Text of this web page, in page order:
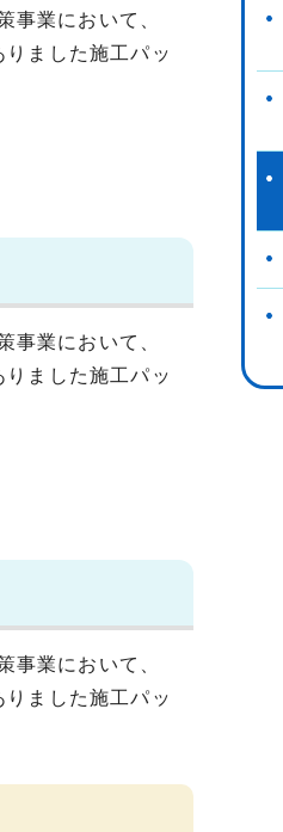
事業において、
ました施工パッ
事業において、
ました施工パッ
事業において、
ました施工パッ